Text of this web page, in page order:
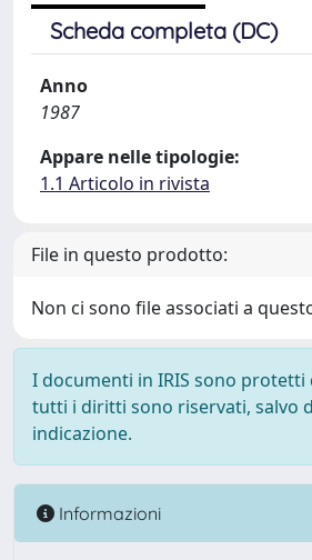
Scheda completa (DC)
Anno
1987
Appare nelle tipologie:
1.1 Articolo in rivista
File in questo prodotto:
Non ci sono file associati a
I documenti in IRIS sono protetti
tutti i diritti sono riservati, salvo
indicazione.
Informazioni